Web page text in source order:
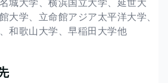
大学、立命館アジア太平洋大学、
和歌山大学、早稲田大学他